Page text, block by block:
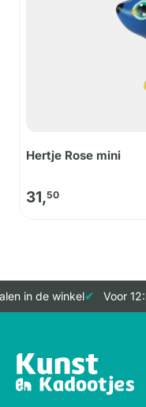
Hertje Rose mini
31,50
in de winkel Voor